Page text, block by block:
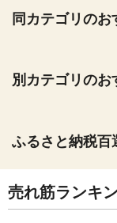
同カテゴリのお
別カテゴリのお
ふるさと納税百
売れ筋ランキ